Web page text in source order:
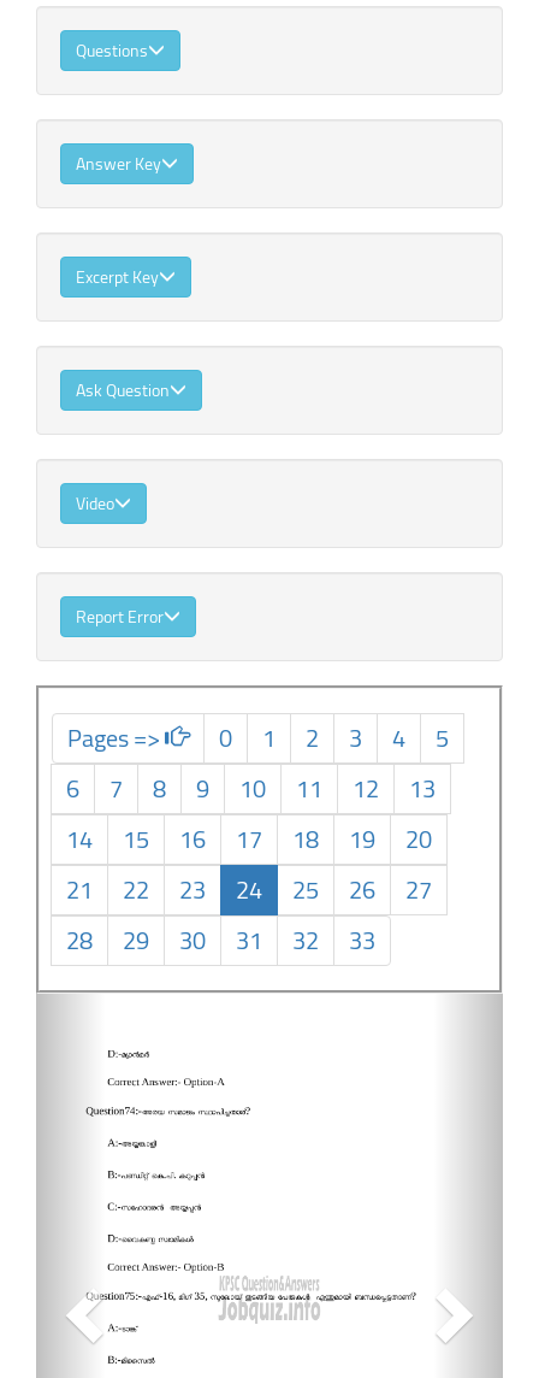
Questions
Answer Key
Excerpt Key
Ask Question
Video
Report Error
Pages => 0 1 2 3 4
5
6
7 8 9 10 11 12
13
14
15 16 17 18 19
20
21
22 23 24 25 26
27
28
29 30 31 32
33
Next